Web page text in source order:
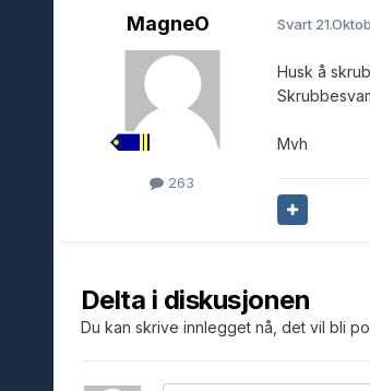
MagneO
263
Svart
Husk å
Mvh
Delta i diskusjonen
Du kan skrive innlegget nå, det vil bli